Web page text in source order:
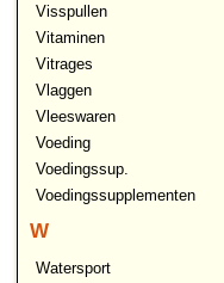
Visspullen
Vitaminen
Vitrages
Vlaggen
Vleeswaren
Voeding
Voedingssup.
Voedingssupplementen
W
Watersport